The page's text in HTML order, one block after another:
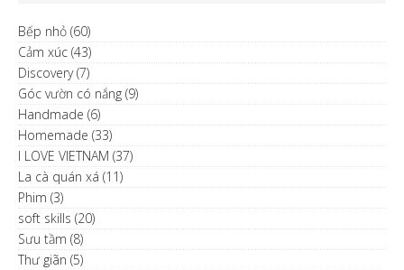
Bếp nhỏ (60)
Cảm xúc (43)
Discovery(7)
Góc vườn có nắng (9)
Handmade (6)
Homemade (33)
I LOVE VIETNAM (37)
La cà quán xá (11)
Phim (3)
soft skills (20)
Sưu tầm (8)
Thư giãn (5)